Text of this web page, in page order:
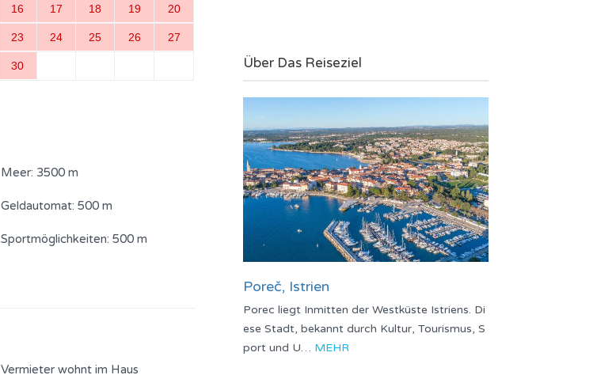
Sonnenschirm
16 17 18 19 20
23 24 25 26 27
30
Meer: 3500 m
Geldautomat: 500 m
Sportmöglichkeiten: 500 m
Vermieter wohnt im Haus
Über Das Reiseziel
Poreč, Istrien
Porec liegt Inmitten der Westküste Istriens. Di
ese Stadt, bekannt durch Kultur, Tourismus, S
port und U… MEHR